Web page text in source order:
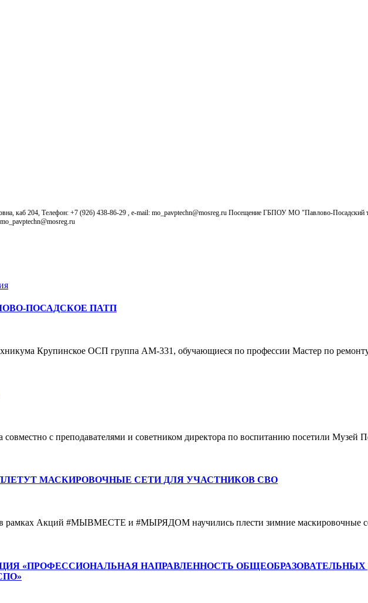
204, Телефон: +7 (926) 438-86-29 , e-mail: mo_pavptechn@mosreg.ru Посещение ГБПОУ МО "Павлово-Посадский
ПОСАДСКОЕ ПАТП
Крупинское ОСП группа АМ-331, обучающиеся по профессии Мастер по
совместно с преподавателями и советником директора по воспитанию посетили
МАСКИРОВОЧНЫЕ СЕТИ ДЛЯ УЧАСТНИКОВ СВО
рамках Акций #МЫВМЕСТЕ и #МЫРЯДОМ научились плести зимние маскировочные
«ПРОФЕССИОНАЛЬНАЯ НАПРАВЛЕННОСТЬ